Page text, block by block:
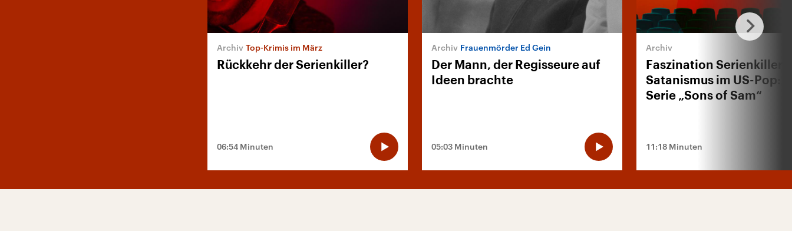
Top-Krimis im März
Rückkehr der Serienkiller?
06:54 Minuten
Frauenmörder Ed Gein
Der Mann, der Regisseure auf
Ideen brachte
05:03 Minuten
Faszination Serienkiller
Satanismus im US-Pop:
Serie „Sons of Sam“
11:18 Minuten